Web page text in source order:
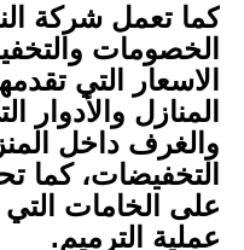
كما تعمل شركة
الخصومات
الاسعار التي
المنازل والأدوار
والغرف داخل
التخفيضات،
على الخامات
عملية الترميم.